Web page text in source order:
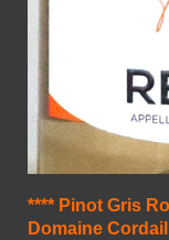
**** Pinot Gris
Domaine